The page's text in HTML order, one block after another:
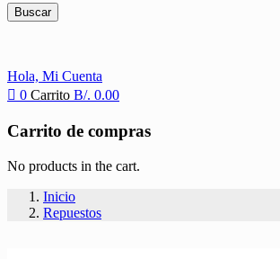
Buscar
Hola, Mi Cuenta
0 Carrito B/. 0.00
Carrito de compras
No products in the cart.
Inicio
Repuestos